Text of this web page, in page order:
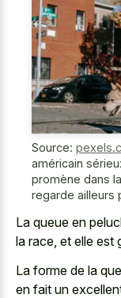
Source:
américain
promène dans
regarde ailleurs
La queue en
la race, et elle est
La forme de la
en fait un